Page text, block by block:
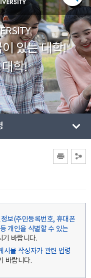
있는 대학!
학!
보(주민등록번호, 휴대폰
개인을 식별할 수 있는
기 바랍니다.
시물 작성자가 관련 법령
바랍니다.